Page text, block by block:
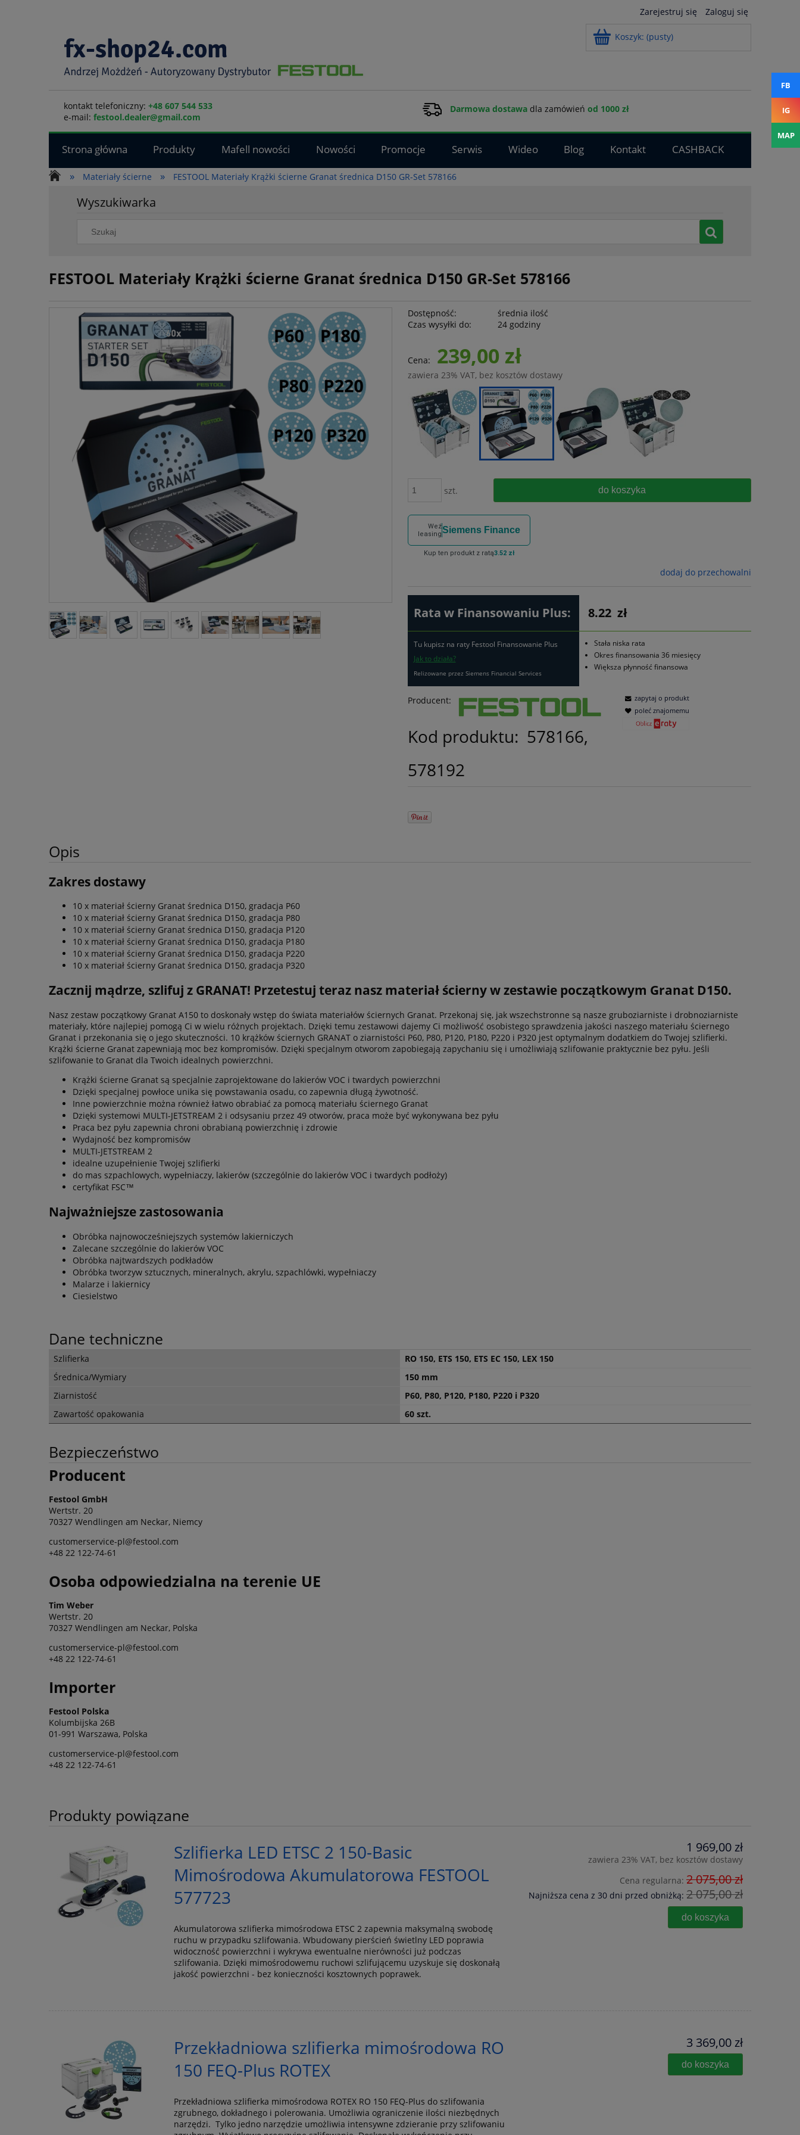
Zarejestruj się Zaloguj się
Koszyk: (pusty)
kontakt telefoniczny: +48 607 544 533
e-mail: festool.dealer@gmail.com
Darmowa dostawadla zamówień od 1000 zł
Strona główna Produkty Mafell nowości Nowości Promocje Serwis Wideo Blog Kontakt
CASHBACK
»
Materiały ścierne » FESTOOL Materiały Krążki ścierne Granat średnica D150 GR-Set 578166
Wyszukiwarka
FESTOOL Materiały Krążki ścierne Granat średnica D150 GR-Set 578166
Dostępność:
średnia ilość
Czas wysyłki do:
24 godziny
Cena: 239,00 zł
zawiera 23% VAT, bez kosztów dostawy
szt. do koszyka
Weź
leasingSiemens Finance
Kup ten produkt z ratą3.52 zł
dodaj do przechowalni
Rata w Finansowaniu Plus: 8.22 zł
Tu kupisz na raty Festool Finansowanie Plus
Jak to działa?
Relizowane przez Siemens Financial Services
Stała niska rata
Okres finansowania 36 miesięcy
Większa płynność finansowa
Producent:
Kod produktu: 578166,
578192
zapytaj o produkt
poleć znajomemu
Opis
Zakres dostawy
10 x materiał ścierny Granat średnica D150, gradacja P60
10 x materiał ścierny Granat średnica D150, gradacja P80
10 x materiał ścierny Granat średnica D150, gradacja P120
10 x materiał ścierny Granat średnica D150, gradacja P180
10 x materiał ścierny Granat średnica D150, gradacja P220
10 x materiał ścierny Granat średnica D150, gradacja P320
Zacznij mądrze, szlifuj z GRANAT! Przetestuj teraz nasz materiał ścierny w zestawie początkowym Granat D150.
Nasz zestaw początkowy Granat A150 to doskonały wstęp do świata materiałów ściernych Granat. Przekonaj się, jak wszechstronne są nasze gruboziarniste i drobnoziarniste
materiały, które najlepiej pomogą Ci w wielu różnych projektach. Dzięki temu zestawowi dajemy Ci możliwość osobistego sprawdzenia jakości naszego materiału ściernego
Granat i przekonania się o jego skuteczności. 10 krążków ściernych GRANAT o ziarnistości P60, P80, P120, P180, P220 i P320 jest optymalnym dodatkiem do Twojej szlifierki.
Krążki ścierne Granat zapewniają moc bez kompromisów. Dzięki specjalnym otworom zapobiegają zapychaniu się i umożliwiają szlifowanie praktycznie bez pyłu. Jeśli
szlifowanie to Granat dla Twoich idealnych powierzchni.
Krążki ścierne Granat są specjalnie zaprojektowane do lakierów VOC i twardych powierzchni
Dzięki specjalnej powłoce unika się powstawania osadu, co zapewnia długą żywotność.
Inne powierzchnie można również łatwo obrabiać za pomocą materiału ściernego Granat
Dzięki systemowi MULTI-JETSTREAM 2 i odsysaniu przez 49 otworów, praca może być wykonywana bez pyłu
Praca bez pyłu zapewnia chroni obrabianą powierzchnię i zdrowie
Wydajność bez kompromisów
MULTI-JETSTREAM 2
idealne uzupełnienie Twojej szlifierki
do mas szpachlowych, wypełniaczy, lakierów (szczególnie do lakierów VOC i twardych podłoży)
certyfikat FSC™
Najważniejsze zastosowania
Obróbka najnowocześniejszych systemów lakierniczych
Zalecane szczególnie do lakierów VOC
Obróbka najtwardszych podkładów
Obróbka tworzyw sztucznych, mineralnych, akrylu, szpachlówki, wypełniaczy
Malarze i lakiernicy
Ciesielstwo
Dane techniczne
Szlifierka
RO 150, ETS 150, ETS EC 150, LEX 150
Średnica/Wymiary
150 mm
Ziarnistość
P60, P80, P120, P180, P220 i P320
Zawartość opakowania
60 szt.
Bezpieczeństwo
Producent
Festool GmbH
Wertstr. 20
70327 Wendlingen am Neckar, Niemcy
customerservice-pl@festool.com
+48 22 122-74-61
Osoba odpowiedzialna na terenie UE
Tim Weber
Wertstr. 20
70327 Wendlingen am Neckar, Polska
customerservice-pl@festool.com
+48 22 122-74-61
Importer
Festool Polska
Kolumbijska 26B
01-991 Warszawa, Polska
customerservice-pl@festool.com
+48 22 122-74-61
Produkty powiązane
Szlifierka LED ETSC 2 150-Basic
Mimośrodowa Akumulatorowa FESTOOL
577723
Akumulatorowa szlifierka mimośrodowa ETSC 2 zapewnia maksymalną swobodę
ruchu w przypadku szlifowania. Wbudowany pierścień świetlny LED poprawia
widoczność powierzchni i wykrywa ewentualne nierówności już podczas
szlifowania. Dzięki mimośrodowemu ruchowi szlifującemu uzyskuje się doskonałą
jakość powierzchni - bez konieczności kosztownych poprawek.
1 969,00 zł
zawiera 23% VAT, bez kosztów dostawy
Cena regularna: 2 075,00 zł
Najniższa cena z 30 dni przed obniżką: 2 075,00 zł
do koszyka
Przekładniowa szlifierka mimośrodowa RO
150 FEQ-Plus ROTEX
Przekładniowa szlifierka mimośrodowa ROTEX RO 150 FEQ-Plus do szlifowania
zgrubnego, dokładnego i polerowania. Umożliwia ograniczenie ilości niezbędnych
narzędzi. Tylko jedno narzędzie umożliwia intensywne zdzieranie przy szlifowaniu
3 369,00 zł
do koszyka
FB
IG
MAP